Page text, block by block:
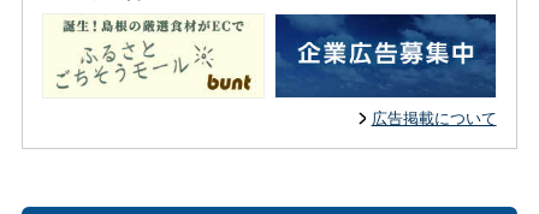
広告掲載について